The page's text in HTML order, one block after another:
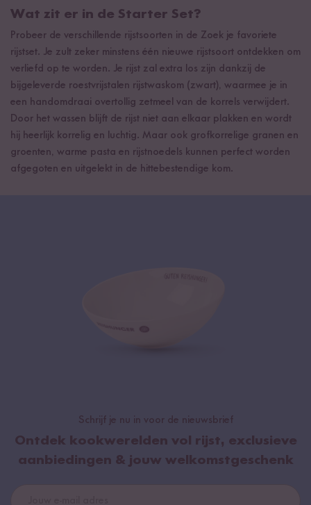
Wat zit er in de Starter Set?
Probeer de verschillende rijstsoorten in de Zoek je favoriete
rijstset. Je zult zeker minstens één nieuwe rijstsoort ontdekken om
verliefd op te worden. Je rijst zal extra los zijn dankzij de
bijgeleverde roestvrijstalen rijstwaskom (zwart), waarmee je in
een handomdraai overtollig zetmeel van de korrels verwijdert.
Door het wassen blijft de rijst niet aan elkaar plakken en wordt
hij heerlijk korrelig en luchtig. Maar ook grofkorrelige granen en
groenten, warme pasta en rijstnoedels kunnen perfect worden
afgegoten en uitgelekt in de hittebestendige kom.
Schrijf je nu in voor de nieuwsbrief
Ontdek kookwerelden vol rijst, exclusieve
aanbiedingen & jouw welkomstgeschenk